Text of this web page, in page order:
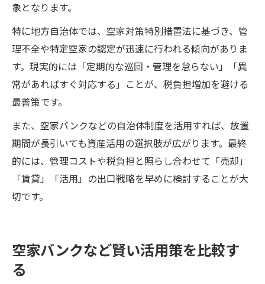
象となります。
特に地方自治体では、空家対策特別措置法に基づき、管
理不全や特定空家の認定が迅速に行われる傾向がありま
す。現実的には「定期的な巡回・管理を怠らない」「異
常があればすぐ対応する」ことが、税負担増加を避ける
最善策です。
また、空家バンクなどの自治体制度を活用すれば、放置
期間が長引いても資産活用の選択肢が広がります。最終
的には、管理コストや税負担と照らし合わせて「売却」
「賃貸」「活用」の出口戦略を早めに検討することが大
切です。
空家バンクなど賢い活用策を比較す
る